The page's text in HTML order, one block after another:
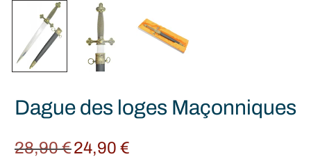
Dague des loges Maçonniques
28,90€ Original
24,90€